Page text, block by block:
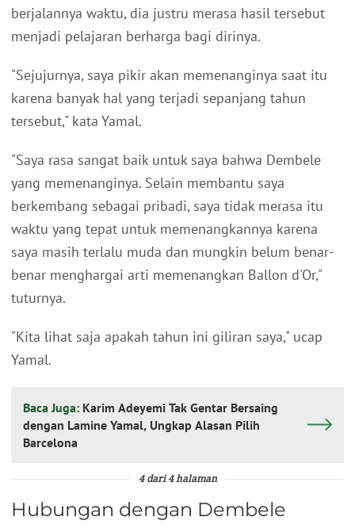
berjalannya waktu, dia justru merasa hasil tersebut
menjadi pelajaran berharga bagi dirinya.
"Sejujurnya, saya pikir akan memenanginya saat itu
karena banyak hal yang terjadi sepanjang tahun
tersebut," kata Yamal.
"Saya rasa sangat baik untuk saya bahwa Dembele
yang memenanginya. Selain membantu saya
berkembang sebagai pribadi, saya tidak merasa itu
waktu yang tepat untuk memenangkannya karena
saya masih terlalu muda dan mungkin belum benar-
benar menghargai arti memenangkan Ballon d'Or,"
tuturnya.
"Kita lihat saja apakah tahun ini giliran saya," ucap
Yamal.
Baca Juga: Karim Adeyemi Tak Gentar Bersaing
dengan Lamine Yamal, Ungkap Alasan Pilih
Barcelona
4 dari 4 halaman
Hubungan dengan Dembele